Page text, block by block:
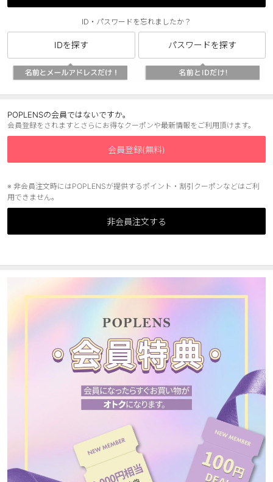
ブルー
ピンク
透明
乱視用
ハロウィンカラコン
ケア用品
レビュー
総合掲示板
アプリダウンロード
TWITTER LINE FACEBOOK
ID・パスワードを忘れましたか？
IDを探す パスワードを探す
POPLENSの会員ではないですか。
会員登録をされますとさらにお得なクーポンや最新情報をご利用頂けます。
会員登録(無料)
※ 非会員注文時にはPOPLENSが提供するポイント・割引クーポンなどはご利
用できません。
非会員注文する